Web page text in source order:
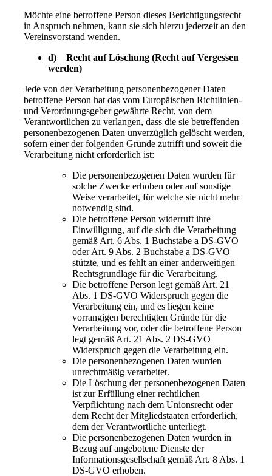
Möchte eine betroffene Person dieses Berichtigungsrecht
in Anspruch nehmen, kann sie sich hierzu jederzeit an den
Vereinsvorstand wenden.
d) Recht auf Löschung (Recht auf Vergessen
werden)
Jede von der Verarbeitung personenbezogener Daten
betroffene Person hat das vom Europäischen Richtlinien-
und Verordnungsgeber gewährte Recht, von dem
Verantwortlichen zu verlangen, dass die sie betreffenden
personenbezogenen Daten unverzüglich gelöscht werden,
sofern einer der folgenden Gründe zutrifft und soweit die
Verarbeitung nicht erforderlich ist:
Die personenbezogenen Daten wurden für
solche Zwecke erhoben oder auf sonstige
Weise verarbeitet, für welche sie nicht mehr
notwendig sind.
Die betroffene Person widerruft ihre
Einwilligung, auf die sich die Verarbeitung
gemäß Art. 6 Abs. 1 Buchstabe a DS-GVO
oder Art. 9 Abs. 2 Buchstabe a DS-GVO
stützte, und es fehlt an einer anderweitigen
Rechtsgrundlage für die Verarbeitung.
Die betroffene Person legt gemäß Art. 21
Abs. 1 DS-GVO Widerspruch gegen die
Verarbeitung ein, und es liegen keine
vorrangigen berechtigten Gründe für die
Verarbeitung vor, oder die betroffene Person
legt gemäß Art. 21 Abs. 2 DS-GVO
Widerspruch gegen die Verarbeitung ein.
Die personenbezogenen Daten wurden
unrechtmäßig verarbeitet.
Die Löschung der personenbezogenen Daten
ist zur Erfüllung einer rechtlichen
Verpflichtung nach dem Unionsrecht oder
dem Recht der Mitgliedstaaten erforderlich,
dem der Verantwortliche unterliegt.
Die personenbezogenen Daten wurden in
Bezug auf angebotene Dienste der
Informationsgesellschaft gemäß Art. 8 Abs. 1
DS-GVO erhoben.